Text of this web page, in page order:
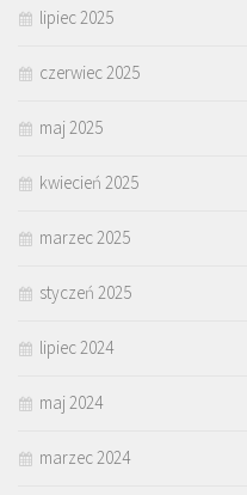
lipiec 2025
czerwiec 2025
maj 2025
kwiecień 2025
marzec 2025
styczeń 2025
lipiec 2024
maj 2024
marzec 2024